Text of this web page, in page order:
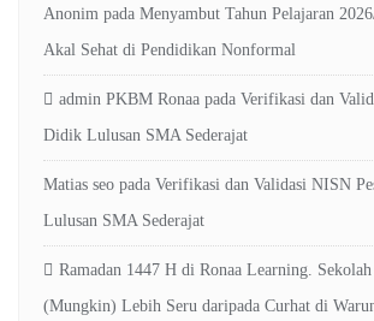
Anonim pada Menyambut Tahun Pelajaran
Akal Sehat di Pendidikan Nonformal
admin PKBM Ronaa pada Verifikasi dan
Didik Lulusan SMA Sederajat
Matias seo pada Verifikasi dan Validasi NISN
Lulusan SMA Sederajat
Ramadan 1447 H di Ronaa Learning.
(Mungkin) Lebih Seru daripada Curhat di